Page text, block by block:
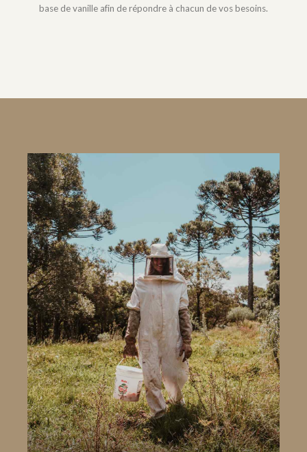
base de vanille afin de répondre à chacun de vos besoins.